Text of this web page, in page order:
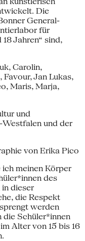
Die
General-
für
Jahren“ sind,
Carolin,
Jan Lukas,
Maris, Marja,
und
und der
von Erika Pico
meinen Körper
des
dieser
die Respekt
werden
die Schüler*innen
im Alter von 15 bis 16